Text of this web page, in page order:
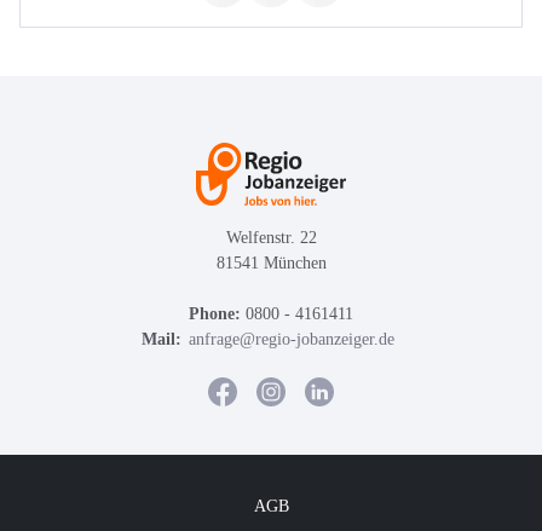
Welfenstr. 22
81541 München
Phone: 0800 - 4161411
Mail: anfrage@regio-jobanzeiger.de
AGB